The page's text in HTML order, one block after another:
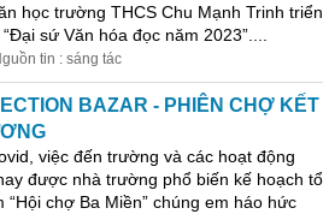
học trường THCS Chu Mạnh Trinh triển
sứ Văn hóa đọc năm 2023”....
tin : sáng tác
BAZAR - PHIÊN CHỢ KẾT
việc đến trường và các hoạt động
được nhà trường phổ biến kế hoạch tổ
chợ Ba Miền” chúng em háo hức